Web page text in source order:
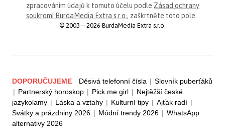
zpracováním údajů k tomuto účelu podle Zásad ochrany
soukromí BurdaMedia Extra s.r.o. , zaškrtněte toto pole.
© 2003—2026 BurdaMedia Extra s.r.o.
DOPORUČUJEME Děsivá telefonní čísla | Slovník puberťáků
| Partnerský horoskop | Pick me girl | Nejtěžší české
jazykolamy | Láska a vztahy | Kulturní tipy | Ajťák radí |
Svátky a prázdniny 2026 | Módní trendy 2026 | WhatsApp
alternativy 2026